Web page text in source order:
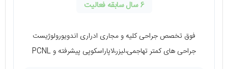
6 سال سابقه فعالیت
فوق تخصص جراحی کلیه و مجاری ادراری اندویورولوژیست
جراحی های کمتر تهاجمی،لیزر،لاپاراسکوپی پیشرفته و PCNL